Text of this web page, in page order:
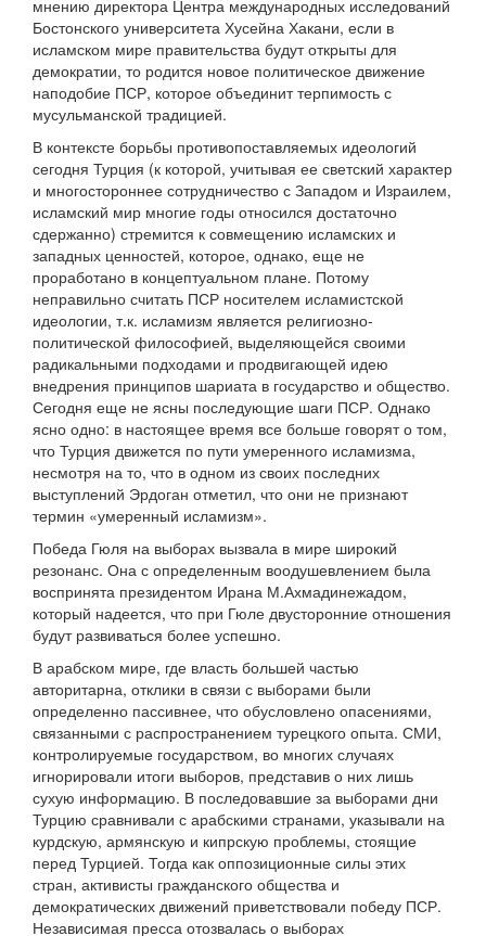
мнению директора Центра международных исследований
Бостонского университета Хусейна Хакани, если в
исламском мире правительства будут открыты для
демократии, то родится новое политическое движение
наподобие ПСР, которое объединит терпимость с
мусульманской традицией.
В контексте борьбы противопоставляемых идеологий
сегодня Турция (к которой, учитывая ее светский характер
и многостороннее сотрудничество с Западом и Израилем,
исламский мир многие годы относился достаточно
сдержанно) стремится к совмещению исламских и
западных ценностей, которое, однако, еще не
проработано в концептуальном плане. Потому
неправильно считать ПСР носителем исламистской
идеологии, т.к. исламизм является религиозно-
политической философией, выделяющейся своими
радикальными подходами и продвигающей идею
внедрения принципов шариата в государство и общество.
Сегодня еще не ясны последующие шаги ПСР. Однако
ясно одно: в настоящее время все больше говорят о том,
что Турция движется по пути умеренного исламизма,
несмотря на то, что в одном из своих последних
выступлений Эрдоган отметил, что они не признают
термин «умеренный исламизм».
Победа Гюля на выборах вызвала в мире широкий
резонанс. Она с определенным воодушевлением была
воспринята президентом Ирана М.Ахмадинежадом,
который надеется, что при Гюле двусторонние отношения
будут развиваться более успешно.
В арабском мире, где власть большей частью
авторитарна, отклики в связи с выборами были
определенно пассивнее, что обусловлено опасениями,
связанными с распространением турецкого опыта. СМИ,
контролируемые государством, во многих случаях
игнорировали итоги выборов, представив о них лишь
сухую информацию. В последовавшие за выборами дни
Турцию сравнивали с арабскими странами, указывали на
курдскую, армянскую и кипрскую проблемы, стоящие
перед Турцией. Тогда как оппозиционные силы этих
стран, активисты гражданского общества и
демократических движений приветствовали победу ПСР.
Независимая пресса отозвалась о выборах